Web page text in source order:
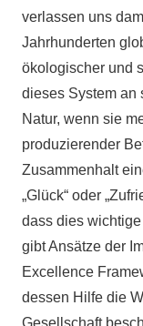
verlassen uns
Jahrhunderten
ökologischer und
dieses System an
Natur, wenn sie
produzierender
Zusammenhalt
„Glück“ oder
dass dies
gibt Ansätze der
Excellence
dessen Hilfe die
Gesellschaft